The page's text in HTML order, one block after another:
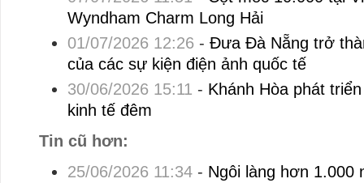
Wyndham Charm Long Hải
01/07/2026 12:26 - Đưa Đà Nẵng trở
của các sự kiện điện ảnh quốc tế
30/06/2026 15:11 - Khánh Hòa phát
kinh tế đêm
Tin cũ hơn:
25/06/2026 11:34- Ngôi làng hơn 1.000